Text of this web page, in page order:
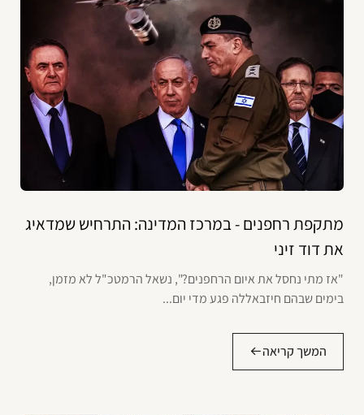
מתקפת רחפנים - במרכז המדינה: התרחיש שמדאיג
את דוד זיני
"אז מתי נחסל את איום הרחפנים?", נשאל הרמטכ"ל לא מזמן,
בימים שבהם חיזבאללה פגע מדי יום...
המשך קריאה